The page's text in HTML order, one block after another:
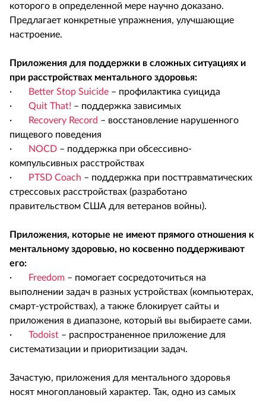
которого в определенной мере научно доказано.
Предлагает конкретные упражнения, улучшающие
настроение.
Приложения для поддержки в сложных ситуациях и
при расстройствах ментального здоровья:
·
Better Stop Suicide – профилактика суицида
· Quit That! – поддержка зависимых
·
Recovery Record – восстановление нарушенного
пищевого поведения
·
NOCD – поддержка при обсессивно-
компульсивных расстройствах
·
PTSD Coach – поддержка при посттравматических
стрессовых расстройствах (разработано
правительством США для ветеранов войны).
Приложения, которые не имеют прямого отношения к
ментальному здоровью, но косвенно поддерживают
его:
·
Freedom – помогает сосредоточиться на
выполнении задач в разных устройствах (компьютерах,
смарт-устройствах), а также блокирует сайты и
приложения в диапазоне, который вы выбираете сами.
· Todoist – распространенное приложение для
систематизации и приоритизации задач.
Зачастую, приложения для ментального здоровья
носят многоплановый характер. Так, одно из самых